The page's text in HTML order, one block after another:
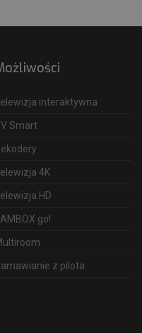
interaktywna
Smart
4K
HD
go!
z pilota